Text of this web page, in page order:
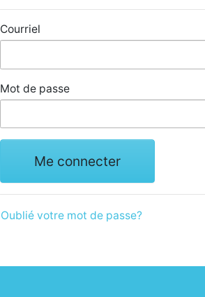
Courriel
Mot de passe
Me connecter
Oublié votre mot de passe?